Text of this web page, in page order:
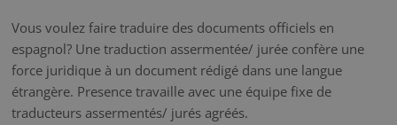
Vous voulez faire traduire des documents officiels en
espagnol? Une traduction assermentée/ jurée confère une
force juridique à un document rédigé dans une langue
étrangère. Presence travaille avec une équipe fixe de
traducteurs assermentés/ jurés agréés.